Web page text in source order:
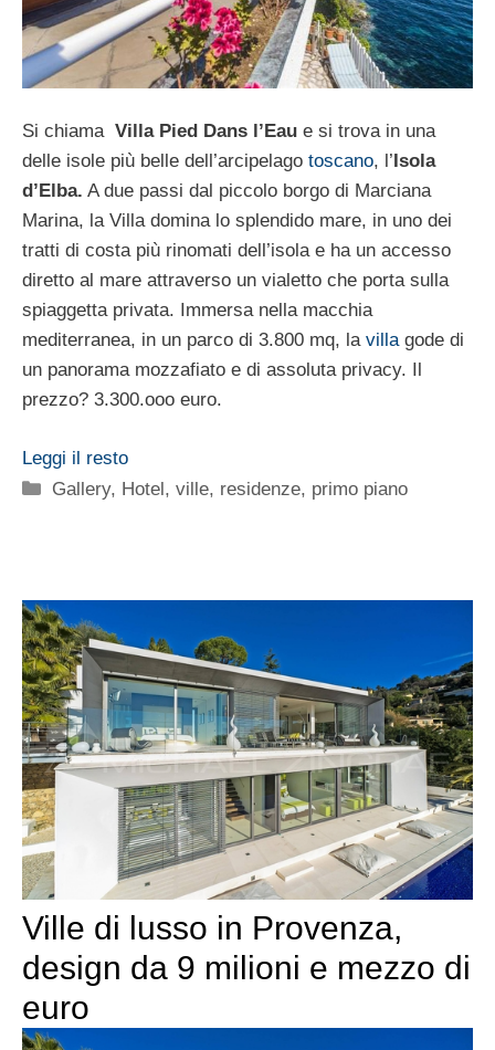
Si chiama Villa Pied Dans l’Eau e si trova in una
delle isole più belle dell’arcipelago toscano, l’Isola
d’Elba. A due passi dal piccolo borgo di Marciana
Marina, la Villa domina lo splendido mare, in uno dei
tratti di costa più rinomati dell’isola e ha un accesso
diretto al mare attraverso un vialetto che porta sulla
spiaggetta privata. Immersa nella macchia
mediterranea, in un parco di 3.800 mq, lavillagode di
un panorama mozzafiato e di assoluta privacy. Il
prezzo? 3.300.ooo euro.
Leggi il resto
Categorie
Gallery, Hotel, ville, residenze, primo piano
Ville di lusso in Provenza,
design da 9 milioni e mezzo di
euro